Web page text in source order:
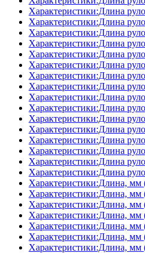
Характеристики:Длина
Характеристики:Длина
Характеристики:Длина
Характеристики:Длина
Характеристики:Длина
Характеристики:Длина
Характеристики:Длина
Характеристики:Длина
Характеристики:Длина
Характеристики:Длина
Характеристики:Длина
Характеристики:Длина
Характеристики:Длина
Характеристики:Длина
Характеристики:Длина
Характеристики:Длина
Характеристики:Длина, мм
Характеристики:Длина, мм
Характеристики:Длина, мм
Характеристики:Длина,
Характеристики:Длина, мм
Характеристики:Длина, мм
Характеристики:Длина,